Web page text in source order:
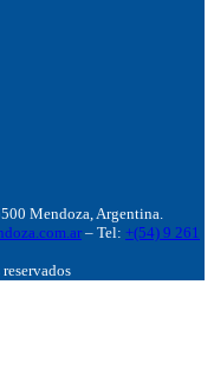
Mendoza, Argentina.
– Tel: +(54) 9 261